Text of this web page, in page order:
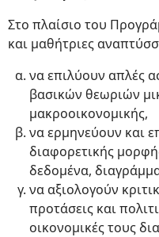
Στο πλαίσιο του
και μαθήτριες
να επιλύουν απλές
βασικών θεωριών
μακροοικονομικής,
να ερμηνεύουν και
διαφορετικής
δεδομένα,
να αξιολογούν
προτάσεις και
οικονομικές τους